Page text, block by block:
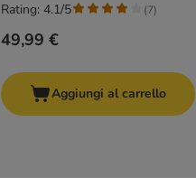
49,99 €
Rating: 4.1/5 (7)
Aggiungi al carrello